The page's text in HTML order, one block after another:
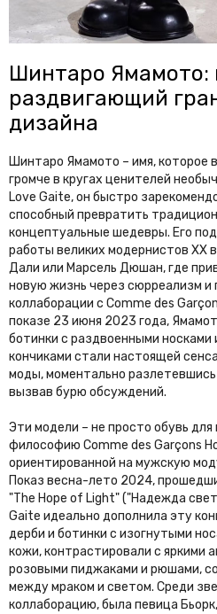
Шинтаро Ямамото:
раздвигающий
дизайна
Шинтаро Ямамото – имя, которое
громче в кругах ценителей
Love Gaite, он быстро
способный превратить
концептуальные шедевры. Его
работы великих модернистов XX
Дали или Марсель Дюшан, где
новую жизнь через сюрреализм и
коллаборации с Comme des
показе 23 июня 2023 года,
ботинки с раздвоенными носками
кончиками стали настоящей
моды, моментально
вызвав бурю обсуждений.
Эти модели – не просто обувь
философию Comme des Garçons
ориентированной на мужскую
Показ весна-лето 2024,
"The Hope of Light" ("Надежда
Gaite идеально дополнила эту
дерби и ботинки с изогнутыми
кожи, контрастировали с яркими
розовыми пиджаками и рюшами,
между мраком и светом. Среди
коллаборацию, была певица